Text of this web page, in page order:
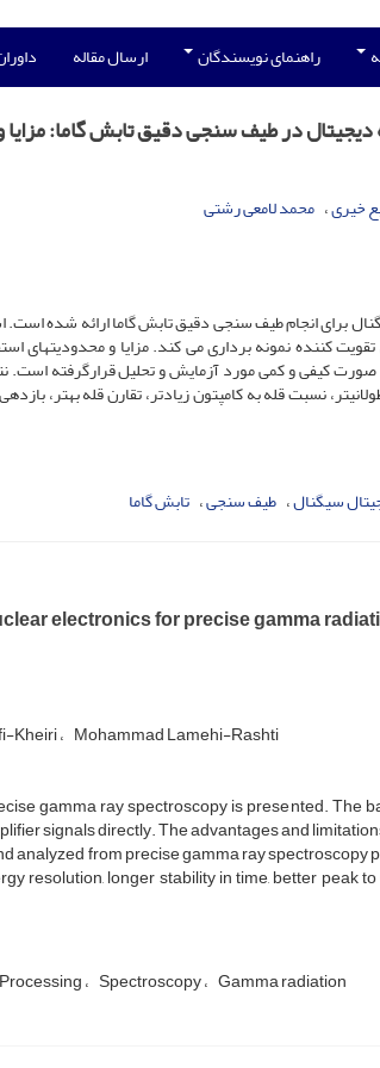
راهنمای نویسندگان ارسال مقاله
دیجیتال در طیف سنجی دقیق تابش گاما:
خیری محمد لامعی رشتی
کننده نمونه­­ برداری می­ کند. مزایا و محدودیت­های
صورت کیفی و کمی مورد آزمایش و تحلیل قرارگرفته­ است.
نسبت قله به کامپتون زیادتر، تقارن قله بهتر،
سیگنال طیف سنجی تابش گاما
electronics for precise gamma
Kheiri Mohammad Lamehi-Rashti
gamma ray spectroscopy is presented. The
signals directly. The advantages and
analyzed from precise gamma ray spectroscopy
resolution, longer stability in time, better peak
Spectroscopy Gamma radiation